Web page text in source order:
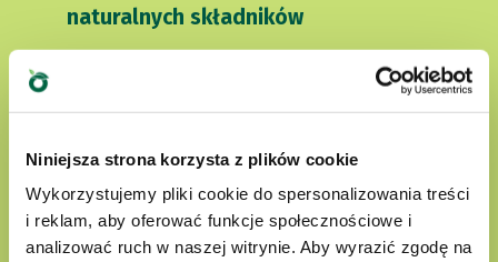
Niniejsza strona korzysta z plików cookie
Wykorzystujemy pliki cookie do spersonalizowania treści
i reklam, aby oferować funkcje społecznościowe i
analizować ruch w naszej witrynie. Aby wyrazić zgodę na
naturalnych składników
nie zawierają sztucznych barwników
nie zawierają bez GMO i soi
Cruelty free
ODKRYJ NASZ ŚWIAT MIŁOŚCI